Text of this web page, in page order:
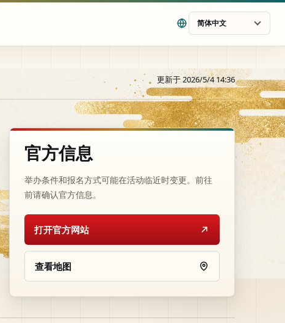
简体中文
更新于 2026/5/4 14:36
官方信息
举办条件和报名方式可能在活动临近时变更。前往
前请确认官方信息。
打开官方网站
查看地图